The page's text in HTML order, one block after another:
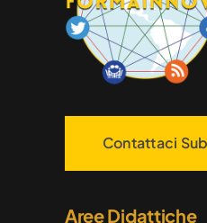
Contattaci
Aree Didattiche